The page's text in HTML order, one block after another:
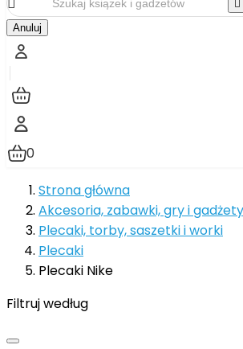

Anuluj
0
Strona główna
Akcesoria, zabawki, gry i
Plecaki, torby, saszetki i worki
Plecaki
Plecaki Nike
Filtruj według